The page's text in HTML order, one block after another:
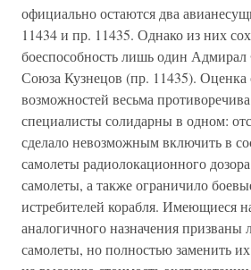
официально остаются два
11434 и пр. 11435. Однако из них
боеспособность лишь один Адмирал
Союза Кузнецов (пр. 11435). Оценка
возможностей весьма
специалисты солидарны в одном:
сделало невозможным включить в
самолеты радиолокационного
самолеты, а также ограничило
истребителей корабля. Имеющиеся
аналогичного назначения призваны
самолеты, но полностью заменить